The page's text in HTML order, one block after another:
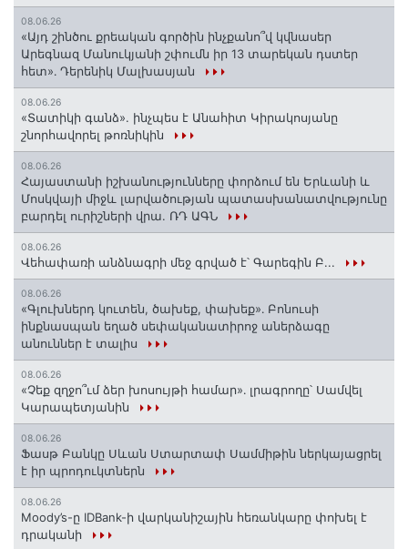
08.06.26
«Այդ շինծու քրեական գործին ինչքանո՞վ կվնասեր
Արեգնազ Մանուկյանի շփումն իր 13 տարեկան դստեր
հետ»․ Դերենիկ Մալխասյան
08.06.26
«Տատիկի գանձ». ինչպես է Անահիտ Կիրակոսյանը
շնորհավորել թոռնիկին
08.06.26
Հայաստանի իշխանությունները փորձում են Երևանի և
Մոսկվայի միջև լարվածության պատասխանատվությունը
բարդել ուրիշների վրա. ՌԴ ԱԳՆ
08.06.26
Վեհափառի անձնագրի մեջ գրված է՝ Գարեգին Բ...
08.06.26
«Գլուխներդ կուտեն, ծախեք, փախեք»․ Բոնուսի
ինքնասպան եղած սեփականատիրոջ աներձագը
անուններ է տալիս
08.06.26
«Չեք զղջո՞ւմ ձեր խոսույթի համար»․ լրագրողը՝ Սամվել
Կարապետյանին
08.06.26
Ֆասթ Բանկը Սևան Ստարտափ Սամմիթին ներկայացրել
է իր պրոդուկտներն
08.06.26
Moody’s-ը IDBank-ի վարկանիշային հեռանկարը փոխել է
դրականի